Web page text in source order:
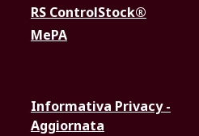
RS ControlStock®
MePA
Informativa Privacy -
Aggiornata